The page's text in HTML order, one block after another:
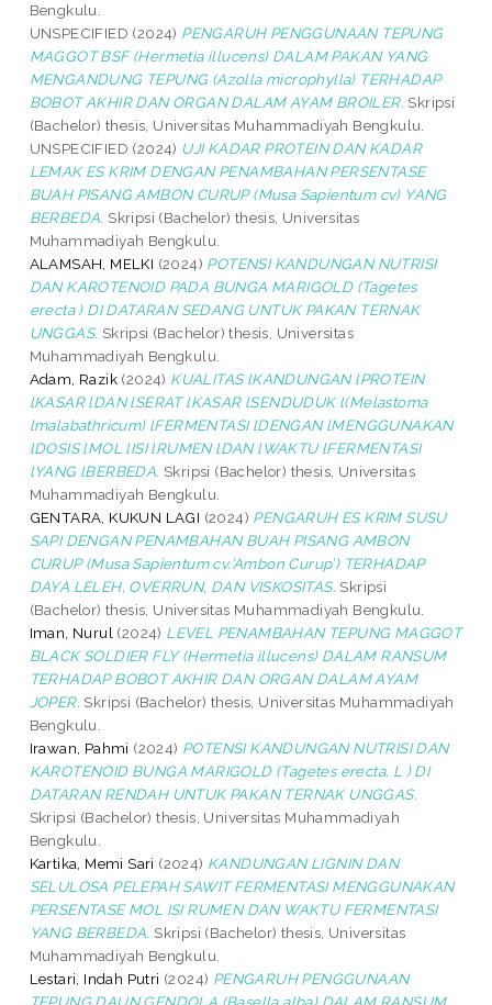
Bengkulu.
UNSPECIFIED (2024) PENGARUH PENGGUNAAN TEPUNG
MAGGOT BSF (Hermetia illucens) DALAM PAKAN YANG
MENGANDUNG TEPUNG (Azolla microphylla) TERHADAP
BOBOT AKHIR DAN ORGAN DALAM AYAM BROILER. Skripsi
(Bachelor) thesis, Universitas Muhammadiyah Bengkulu.
UNSPECIFIED (2024) UJI KADAR PROTEIN DAN KADAR
LEMAK ES KRIM DENGAN PENAMBAHAN PERSENTASE
BUAH PISANG AMBON CURUP (Musa Sapientum cv) YANG
BERBEDA. Skripsi (Bachelor) thesis, Universitas
Muhammadiyah Bengkulu.
ALAMSAH, MELKI (2024) POTENSI KANDUNGAN NUTRISI
DAN KAROTENOID PADA BUNGA MARIGOLD (Tagetes
erecta ) DI DATARAN SEDANG UNTUK PAKAN TERNAK
UNGGAS. Skripsi (Bachelor) thesis, Universitas
Muhammadiyah Bengkulu.
Adam, Razik (2024) KUALITAS lKANDUNGAN lPROTEIN
lKASAR lDAN lSERAT lKASAR lSENDUDUK l(Melastoma
lmalabathricum) lFERMENTASI lDENGAN lMENGGUNAKAN
lDOSIS lMOL lISI lRUMEN lDAN lWAKTU lFERMENTASI
lYANG lBERBEDA. Skripsi (Bachelor) thesis, Universitas
Muhammadiyah Bengkulu.
GENTARA, KUKUN LAGI (2024) PENGARUH ES KRIM SUSU
SAPI DENGAN PENAMBAHAN BUAH PISANG AMBON
CURUP (Musa Sapientum cv.’Ambon Curup’) TERHADAP
DAYA LELEH, OVERRUN, DAN VISKOSITAS. Skripsi
(Bachelor) thesis, Universitas Muhammadiyah Bengkulu.
Iman, Nurul (2024) LEVEL PENAMBAHAN TEPUNG MAGGOT
BLACK SOLDIER FLY (Hermetia illucens) DALAM RANSUM
TERHADAP BOBOT AKHIR DAN ORGAN DALAM AYAM
JOPER. Skripsi (Bachelor) thesis, Universitas Muhammadiyah
Bengkulu.
Irawan, Pahmi (2024) POTENSI KANDUNGAN NUTRISI DAN
KAROTENOID BUNGA MARIGOLD (Tagetes erecta. L ) DI
DATARAN RENDAH UNTUK PAKAN TERNAK UNGGAS.
Skripsi (Bachelor) thesis, Universitas Muhammadiyah
Bengkulu.
Kartika, Memi Sari (2024) KANDUNGAN LIGNIN DAN
SELULOSA PELEPAH SAWIT FERMENTASI MENGGUNAKAN
PERSENTASE MOL ISI RUMEN DAN WAKTU FERMENTASI
YANG BERBEDA. Skripsi (Bachelor) thesis, Universitas
Muhammadiyah Bengkulu.
Lestari, Indah Putri (2024) PENGARUH PENGGUNAAN